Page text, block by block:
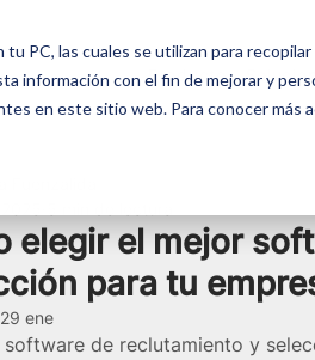
PC, las cuales se utilizan para
información con el fin de mejorar y
en este sitio web. Para conocer más
Producto
elegir el mejor
para tu
29 ene
software de reclutamiento y